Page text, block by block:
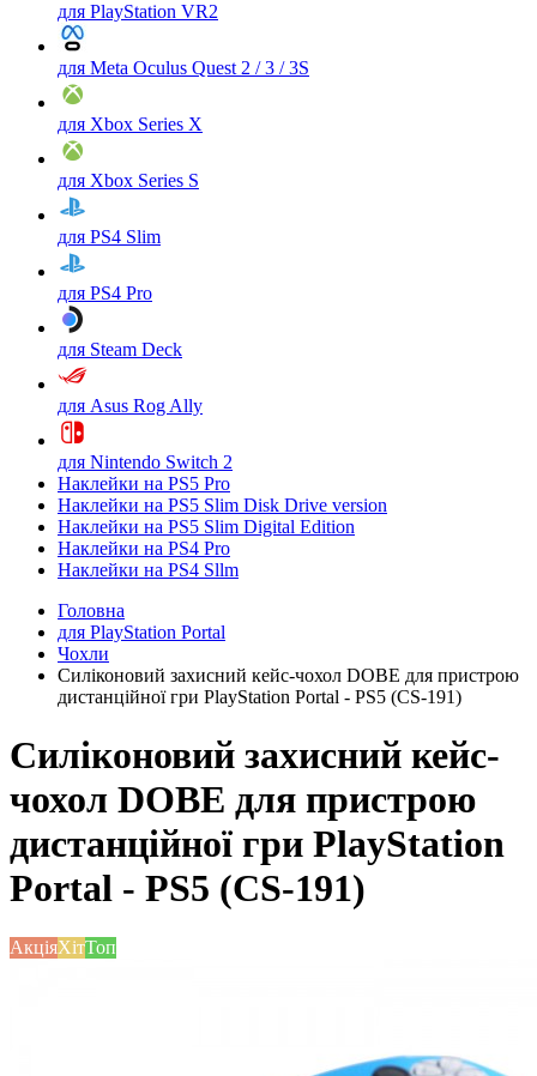
для PlayStation VR2
для Meta Oculus Quest 2 / 3 / 3S
для Xbox Series X
для Xbox Series S
для PS4 Slim
для PS4 Pro
для Steam Deck
для Asus Rog Ally
для Nintendo Switch 2
Наклейки на PS5 Pro
Наклейки на PS5 Slim Disk Drive version
Наклейки на PS5 Slim Digital Edition
Наклейки на PS4 Pro
Наклейки на PS4 Sllm
Головна
для PlayStation Portal
Чохли
Силіконовий захисний кейс-чохол DOBE для пристрою
дистанційної гри PlayStation Portal - PS5 (CS-191)
Силіконовий захисний кейс-
чохол DOBE для пристрою
дистанційної гри PlayStation
Portal - PS5 (CS-191)
АкціяХітТоп